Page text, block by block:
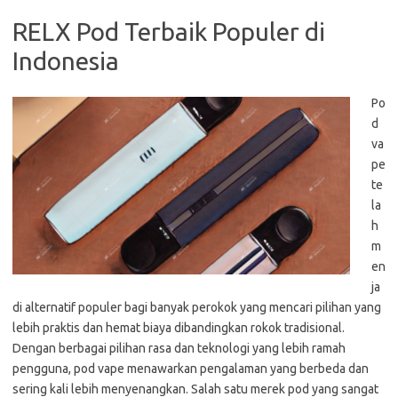
RELX Pod Terbaik Populer di
Indonesia
Po
d
va
pe
te
la
h
m
en
ja
di alternatif populer bagi banyak perokok yang mencari pilihan yang
lebih praktis dan hemat biaya dibandingkan rokok tradisional.
Dengan berbagai pilihan rasa dan teknologi yang lebih ramah
pengguna, pod vape menawarkan pengalaman yang berbeda dan
sering kali lebih menyenangkan. Salah satu merek pod yang sangat